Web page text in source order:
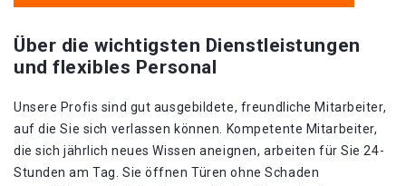
Über die wichtigsten Dienstleistungen
und flexibles Personal
Unsere Profis sind gut ausgebildete, freundliche Mitarbeiter,
auf die Sie sich verlassen können. Kompetente Mitarbeiter,
die sich jährlich neues Wissen aneignen, arbeiten für Sie 24-
Stunden am Tag. Sie öffnen Türen ohne Schaden